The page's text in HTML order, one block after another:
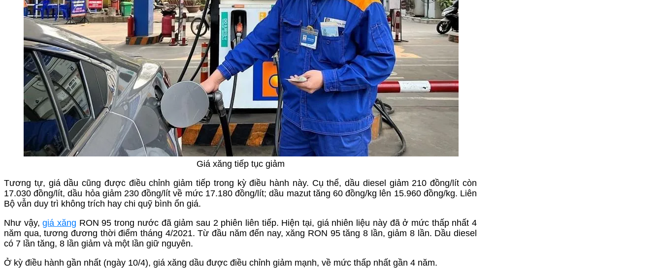
Giá xăng tiếp tục giảm
Tương tự, giá dầu cũng được điều chỉnh giảm tiếp trong kỳ điều hành này. Cụ thể, dầu diesel giảm 210 đồng/lít còn
17.030 đồng/lít, dầu hỏa giảm 230 đồng/lít về mức 17.180 đồng/lít; dầu mazut tăng 60 đồng/kg lên 15.960 đồng/kg. Liên
Bộ vẫn duy trì không trích hay chi quỹ bình ổn giá.
Như vậy,giá xăng RON 95 trong nước đã giảm sau 2 phiên liên tiếp. Hiện tại, giá nhiên liệu này đã ở mức thấp nhất 4
năm qua, tương đương thời điểm tháng 4/2021. Từ đầu năm đến nay, xăng RON 95 tăng 8 lần, giảm 8 lần. Dầu diesel
có 7 lần tăng, 8 lần giảm và một lần giữ nguyên.
Ở kỳ điều hành gần nhất (ngày 10/4), giá xăng dầu được điều chỉnh giảm mạnh, về mức thấp nhất gần 4 năm.